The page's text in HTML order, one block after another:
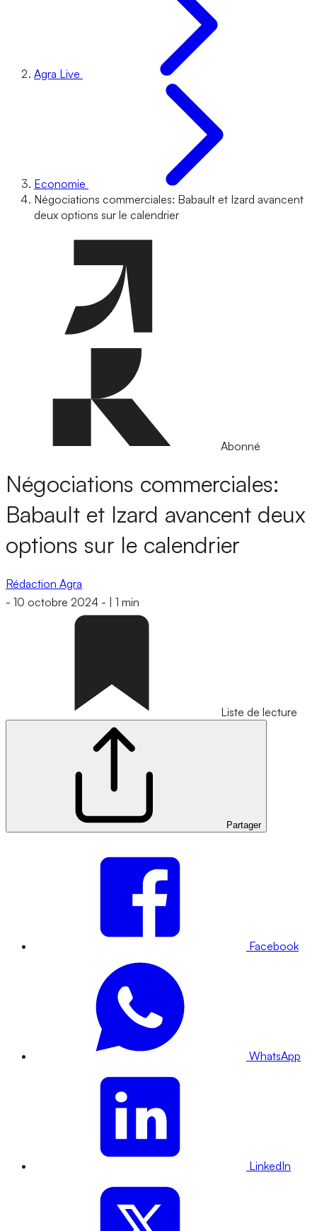
Agra Live
Economie
Négociations commerciales: Babault et Izard avancent
deux options sur le calendrier
Abonné
Négociations commerciales:
Babault et Izard avancent deux
options sur le calendrier
Rédaction Agra
- 10 octobre 2024 - 1 min
Liste de lecture
Partager
Facebook
WhatsApp
LinkedIn